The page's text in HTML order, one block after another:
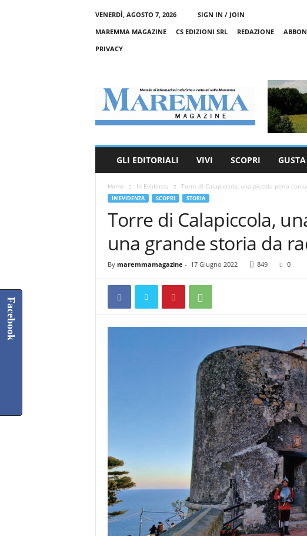
VENERDÌ, AGOSTO 7, 2026
SIGN IN / JOIN
MAREMMA MAGAZINE
CS EDIZIONI SRL REDAZIONE
PRIVACY
m
GLI EDITORIALI VIVI SCOPRI GUSTA
Home In Evidenza Torre di Calapiccola, una piccola perla con
IN EVIDENZA SCOPRI STORIA
Torre di Calapiccola,
una grande storia da
By maremmamagazine - 17 Giugno 2022 849 0
Facebook